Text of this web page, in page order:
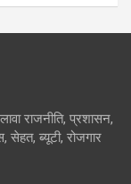
राजनीति, प्रशासन,
ब्यूटी, रोजगार